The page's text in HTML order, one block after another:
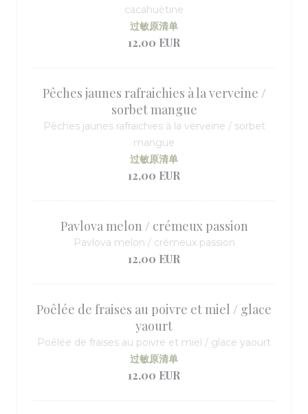
cacahuètine
过敏原清单
12,00 EUR
Pêches jaunes rafraichies à la verveine /
sorbet mangue
Pêches jaunes rafraichies à la verveine / sorbet
mangue
过敏原清单
12,00 EUR
Pavlova melon / crémeux passion
Pavlova melon / crémeux passion
12,00 EUR
Poêlée de fraises au poivre et miel / glace
yaourt
Poêlée de fraises au poivre et miel / glace yaourt
过敏原清单
12,00 EUR